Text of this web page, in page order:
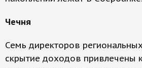
Чечня
Семь директоров
скрытие доходов привлечены